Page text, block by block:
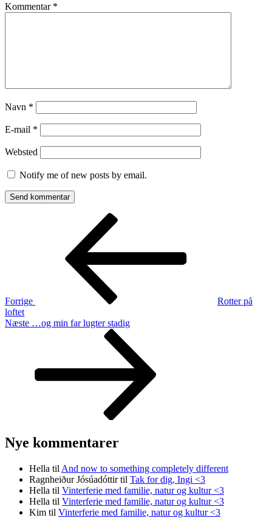
Kommentar *
Navn *
E-mail *
Websted
Notify me of new posts by email.
Indlægsnavigation
Forrige
Rotter på
loftet
Næste
Næste …og min far lugter stadig
Nye kommentarer
Hella til And now to something completely different
Ragnheiður Jósúadóttirtil Tak for dig, Ingi <3
Hella til Vinterferie med familie, natur og kultur <3
Hella til Vinterferie med familie, natur og kultur <3
Kim til Vinterferie med familie, natur og kultur <3